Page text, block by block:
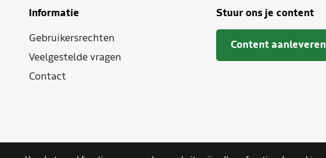
Informatie
Gebruikersrechten
Veelgestelde vragen
Contact
Stuur ons je content
Content aanleveren